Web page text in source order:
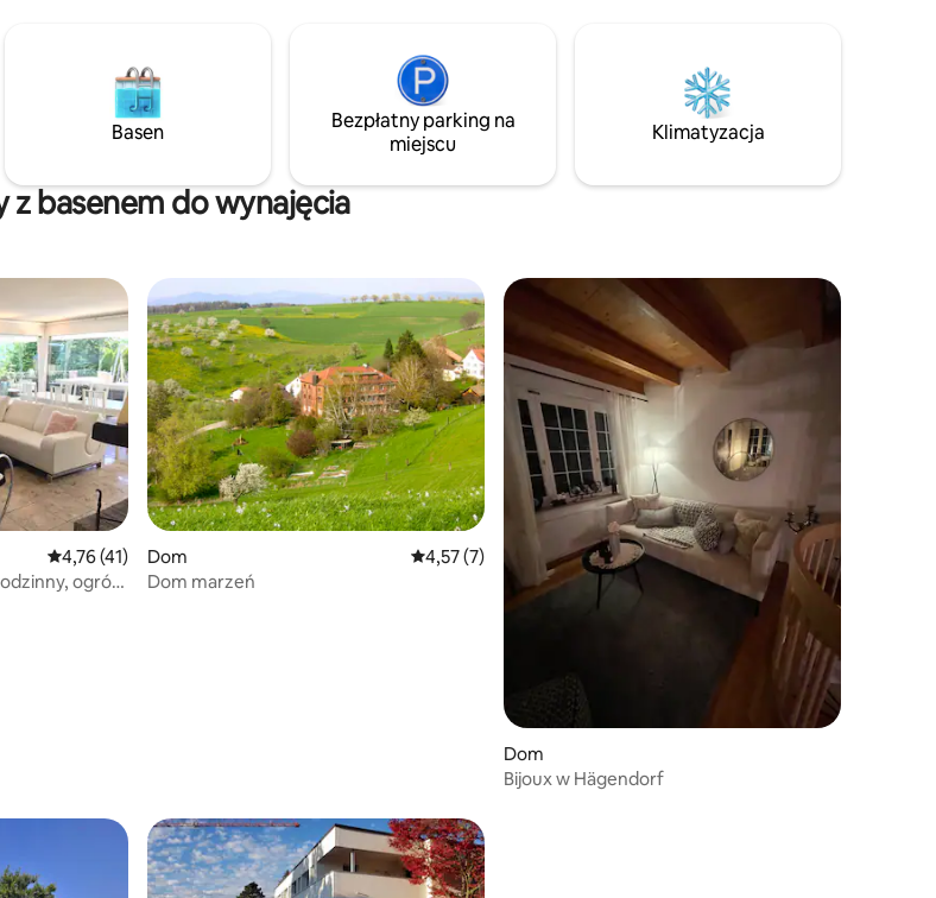
wydarzeń Po dokonaniu rezerwacji
wymagana jest kopia paszportu
wszystkich gości zameldowujących się.
real estate knupp. ch (aby uzyskać
dostęp do linku, usuń miejsce po
Basen
Bezpłatny parking na
miejscu
Klimatyzacja
z basenem do wynajęcia
Średnia ocena: 4,76 na 5, liczba recenzji: 41
4,76 (41)
ogród,
Dom Średnia ocena: 4,57 na 5, liczba recenzji: 7
4,57 (7)
Dom marzeń
Dom
Bijoux w Hägendorf